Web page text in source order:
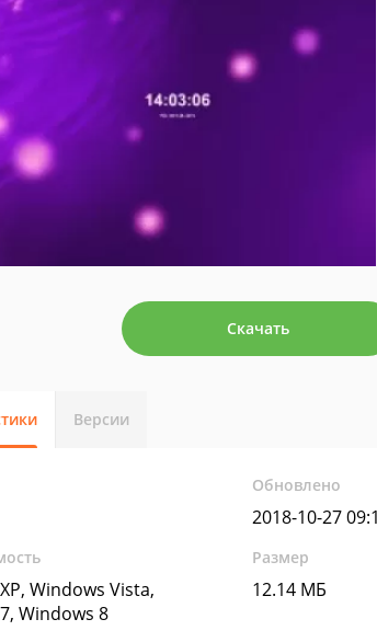
Скачать
Версии
Обновлено
2018-10-27
Windows Vista,
Windows 8
Размер
12.14 МБ